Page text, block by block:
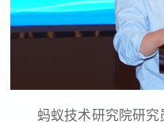
蚂蚁技术研究院研究